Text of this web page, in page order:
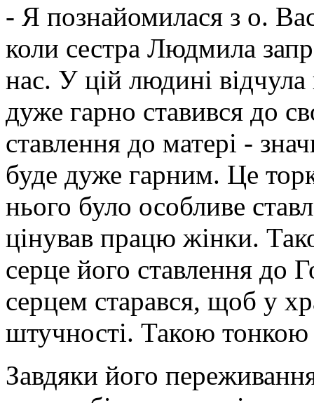
- Я познайомилася з о.
коли сестра Людмила
нас. У цій людині
дуже гарно ставився до
ставлення до матері -
буде дуже гарним. Це
нього було особливе
цінував працю жінки.
серце його ставлення до
серцем старався, щоб у
штучності. Такою
Завдяки його